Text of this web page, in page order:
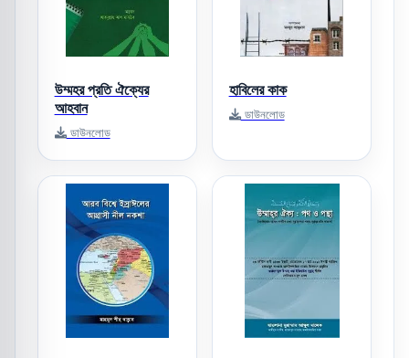
উম্মহর প্রতি ঐক্যের
আহবান
ডাউনলোড
হাবিলের কাক
ডাউনলোড